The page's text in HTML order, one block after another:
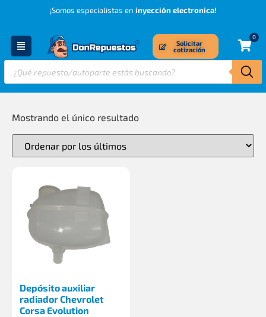
¡Somos especialistas en inyección electronica!
Solicitar
cotización
0
Mostrando el único resultado
Depósito auxiliar
radiador Chevrolet
Corsa Evolution